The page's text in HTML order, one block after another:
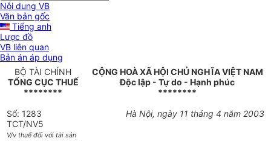
Nội dung VB
Văn bản gốc
Tiếng anh
Lược đồ
VB liên quan
Bản án áp dụng
BỘ TÀI CHÍNH
TỔNG CỤC THUẾ
********
CỘNG HOÀ XÃ HỘI CHỦ NGHĨA VIỆT NAM
Độc lập - Tự do - Hạnh phúc
********
Số: 1283
TCT/NV5
V/v thuế đối với tài sản
Hà Nội, ngày 11 tháng 4 năm 2003